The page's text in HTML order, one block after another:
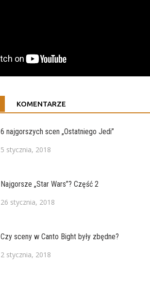
KOMENTARZE
6 najgorszych scen „Ostatniego Jedi”
5 stycznia, 2018
Najgorsze „Star Wars”? Część 2
26 stycznia, 2018
Czy sceny w Canto Bight były zbędne?
2 stycznia, 2018